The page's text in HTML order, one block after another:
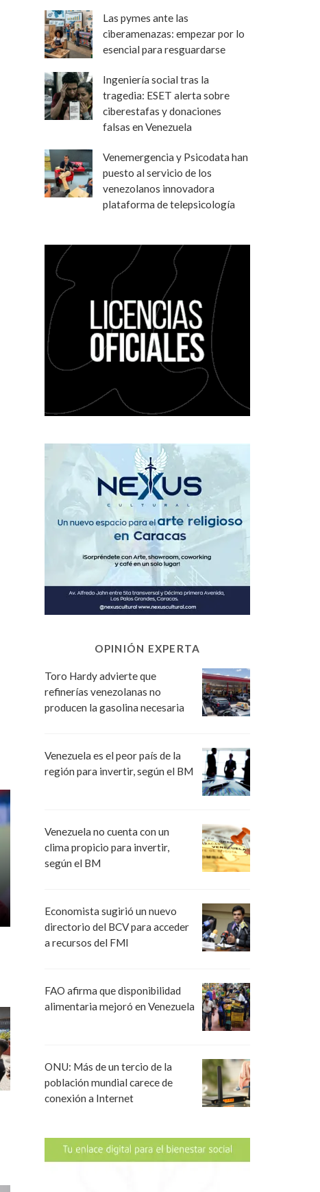
Las pymes ante las
ciberamenazas: empezar por lo
esencial para resguardarse
Ingeniería social tras la
tragedia: ESET alerta sobre
ciberestafas y donaciones
falsas en Venezuela
Venemergencia y Psicodata han
puesto al servicio de los
venezolanos innovadora
plataforma de telepsicología
OPINIÓN EXPERTA
Toro Hardy advierte que
refinerías venezolanas no
producen la gasolina necesaria
Venezuela es el peor país de la
región para invertir, según el BM
Venezuela no cuenta con un
clima propicio para invertir,
según el BM
Economista sugirió un nuevo
directorio del BCV para acceder
a recursos del FMI
FAO afirma que disponibilidad
alimentaria mejoró en Venezuela
ONU: Más de un tercio de la
población mundial carece de
conexión a Internet